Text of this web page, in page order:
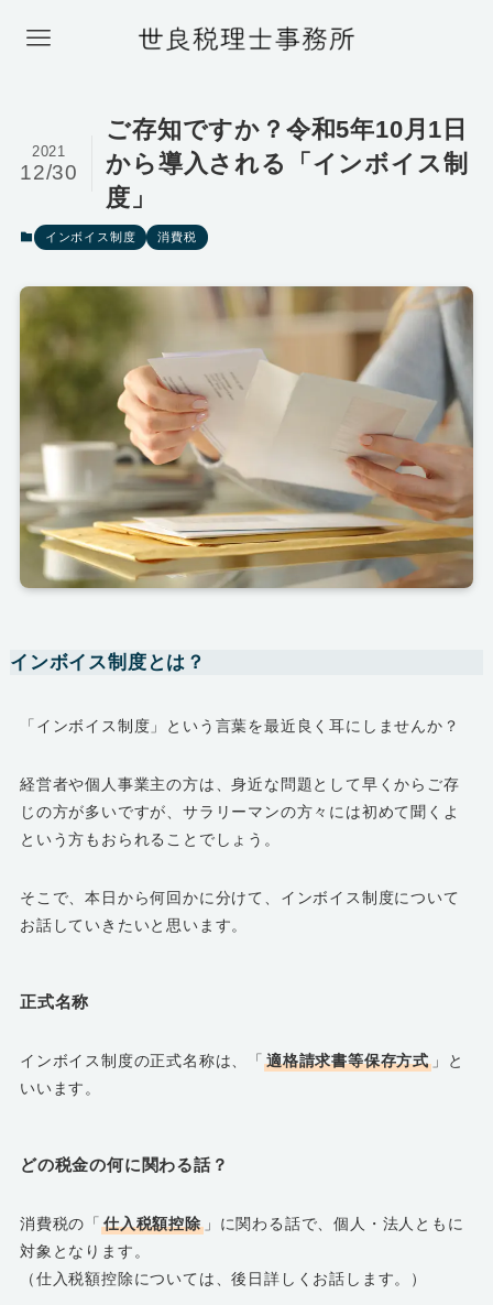
ご存知ですか？令和5年10月1日
から導入される「インボイス制
度」
2021
12/30
インボイス制度 消費税
インボイス制度とは？
「インボイス制度」という言葉を最近良く耳にしませんか？
経営者や個人事業主の方は、身近な問題として早くからご存
じの方が多いですが、サラリーマンの方々には初めて聞くよ
という方もおられることでしょう。
そこで、本日から何回かに分けて、インボイス制度について
お話していきたいと思います。
正式名称
インボイス制度の正式名称は、「適格請求書等保存方式 」と
いいます。
どの税金の何に関わる話？
消費税の「 仕入税額控除」に関わる話で、個人・法人ともに
対象となります。
（仕入税額控除については、後日詳しくお話します。）